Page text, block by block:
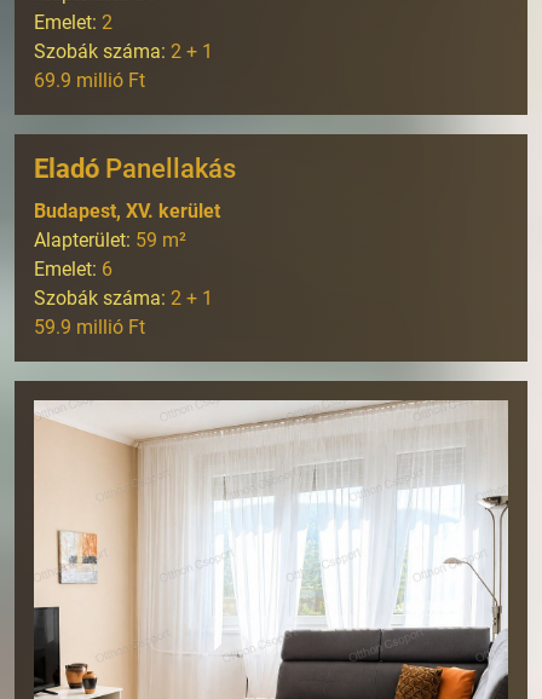
Emelet: 2
Szobák száma: 2 + 1
69.9 millió Ft
Eladó Panellakás
Budapest, XV. kerület
Alapterület: 59 m²
Emelet: 6
Szobák száma: 2 + 1
59.9 millió Ft